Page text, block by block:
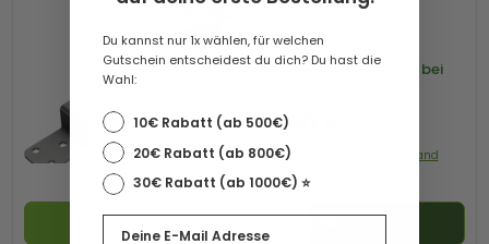
Lieferzeit1-3 Werktage bei
19,90 €*
Preis mit 0% MwSt. zzgl. Versand
In den Warenkorb
Du kannst nur 1x wählen, für welchen
Gutschein entscheidest du dich? Du hast die
Wahl:
10€ Rabatt (ab 500€)
20€ Rabatt (ab 800€)
30€ Rabatt (ab 1000€) ⭐️